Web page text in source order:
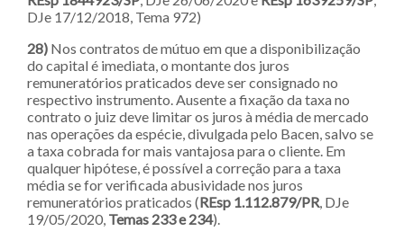
DJe 17/12/2018, Tema 972)
28) Nos contratos de mútuo em que a disponibilização
do capital é imediata, o montante dos juros
remuneratórios praticados deve ser consignado no
respectivo instrumento. Ausente a fixação da taxa no
contrato o juiz deve limitar os juros à média de mercado
nas operações da espécie, divulgada pelo Bacen, salvo se
a taxa cobrada for mais vantajosa para o cliente. Em
qualquer hipótese, é possível a correção para a taxa
média se for verificada abusividade nos juros
remuneratórios praticados (REsp 1.112.879/PR , DJe
19/05/2020, Temas 233e 234).